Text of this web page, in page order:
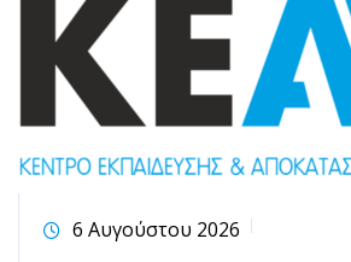
6 Αυγούστου 2026